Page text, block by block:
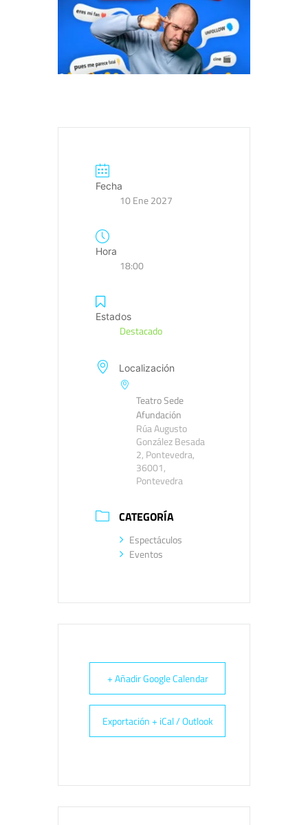
Fecha
10 Ene 2027
Hora
18:00
Estados
Destacado
Localización
Teatro Sede
Afundación
Rúa Augusto
González Besada
2, Pontevedra,
36001,
Pontevedra
CATEGORÍA
Espectáculos
Eventos
+ Añadir Google Calendar
Exportación + iCal / Outlook